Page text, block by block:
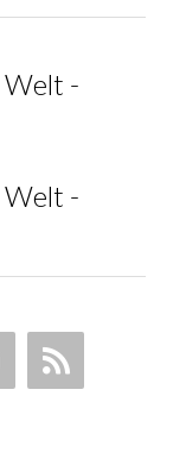
Welt -
Welt -